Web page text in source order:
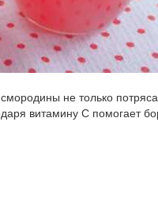
не только
витамину С помогает